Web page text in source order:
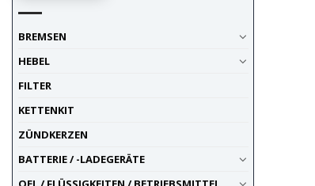
BREMSEN
HEBEL
FILTER
KETTENKIT
ZÜNDKERZEN
BATTERIE / -LADEGERÄTE